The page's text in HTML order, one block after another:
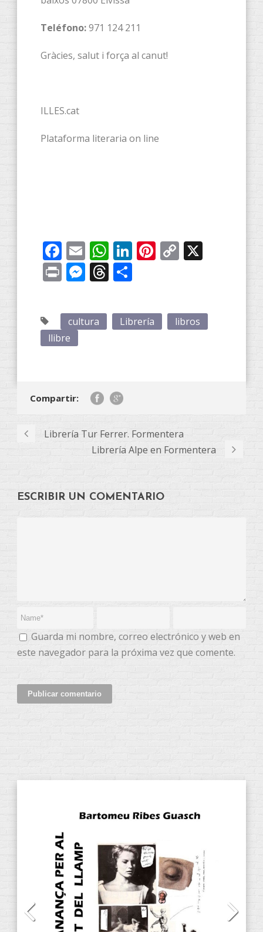
Teléfono:971 124 211
Gràcies, salut i força al canut!
ILLES.cat
Plataforma literaria on line
Facebook
EmailWhatsApp
LinkedIn
Pinterest
Copy
PrintMessenger
Threads
cultura Librería
libros
llibre
Compartir:
Librería Tur Ferrer. Formentera
Librería Alpe en Formentera
ESCRIBIR UN COMENTARIO
Guarda mi nombre, correo electrónico y web en
este navegador para la próxima vez que comente.
CATEGORÍAS DE PRODUCTOS
Audiolibros (13)
CD (2)
DVD